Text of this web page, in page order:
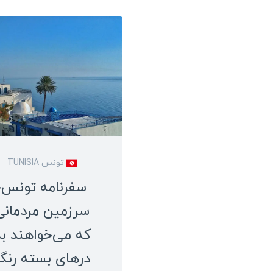
تونس TUNISIA
سفرنامه
سرزمین
که می‌خواهند
درهای بسته‌‌